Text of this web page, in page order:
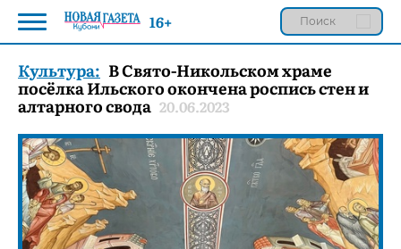
Культура: В Свято-Никольском храме
посёлка Ильского окончена роспись стен и
алтарного свода 20.06.2023
16+